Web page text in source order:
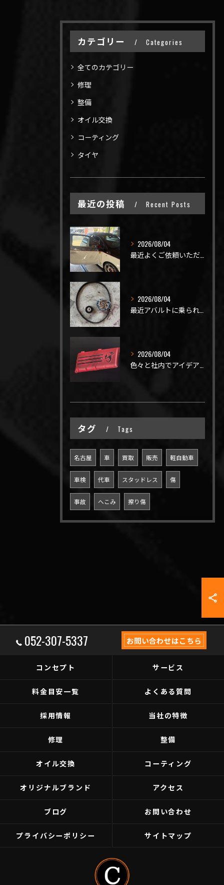
カテゴリー Categories
全てのカテゴリー
修理
整備
オイル交換
コーティング
タイヤ
最近の投稿 Recent Posts
2026/08/04
2026/08/04
2026/08/04
タグ Tags
名古屋 車 買取 販売 軽自動車
車検 代車 スタッドレス 傷
事故 へこみ 擦り傷
052-307-5337 お問い合わせはこちら
コンセプト サービス
料金目安一覧 よくある質問
採用情報 当社の特徴
修理 整備
オイル交換 コーティング
オリジナルブランド アクセス
ブログ お問い合わせ
プライバシーポリシー サイトマップ